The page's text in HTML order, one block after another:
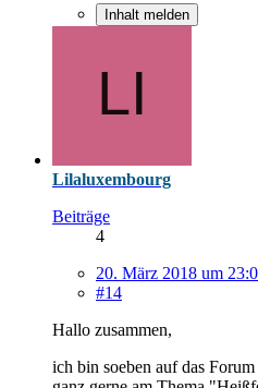
Inhalt melden
Lilaluxembourg
Beiträge
4
20. März 2018 um
#14
Hallo zusammen,
ich bin soeben auf das